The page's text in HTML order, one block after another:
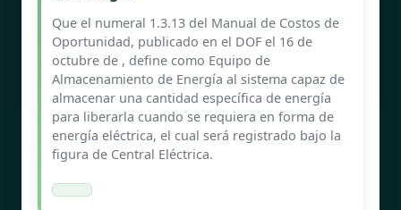
Que el numeral 1.3.13 del Manual de Costos de
Oportunidad, publicado en el DOF el 16 de
octubre de , define como Equipo de
Almacenamiento de Energía al sistema capaz de
almacenar una cantidad específica de energía
para liberarla cuando se requiera en forma de
energía eléctrica, el cual será registrado bajo la
figura de Central Eléctrica.